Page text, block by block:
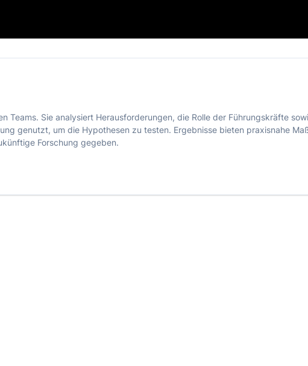
Sie analysiert Herausforderungen, die Rolle der Führungskräfte
genutzt, um die Hypothesen zu testen. Ergebnisse bieten praxisnahe
Forschung gegeben.